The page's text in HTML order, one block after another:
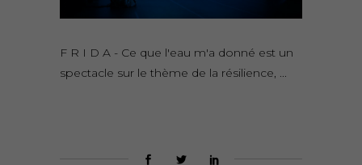
F R I D A - Ce que l'eau m'a donné est un
spectacle sur le thème de la résilience,